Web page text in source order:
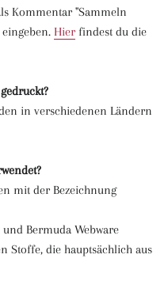
Kommentar "Sammeln
Hier findest du die
in verschiedenen Ländern
mit der Bezeichnung
Bermuda Webware
Stoffe, die hauptsächlich aus